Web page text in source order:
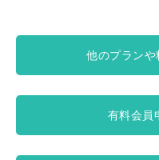
他のプラン
有料会員